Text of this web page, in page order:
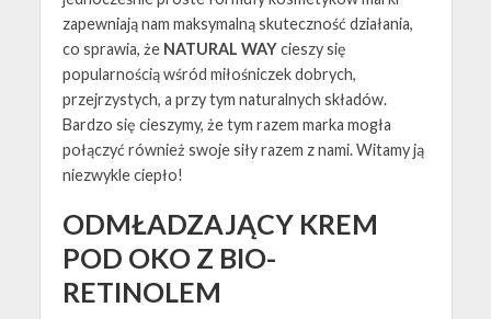
zapewniają nam maksymalną skuteczność działania,
co sprawia, że NATURAL WAYcieszy się
popularnością wśród miłośniczek dobrych,
przejrzystych, a przy tym naturalnych składów.
Bardzo się cieszymy, że tym razem marka mogła
połączyć również swoje siły razem z nami. Witamy ją
niezwykle ciepło!
ODMŁADZAJĄCY KREM
POD OKO Z BIO-
RETINOLEM